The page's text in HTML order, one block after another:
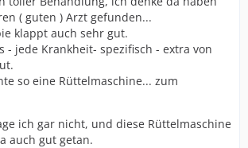
( guten ) Arzt gefunden...
klappt auch sehr gut.
- jede Krankheit- spezifisch - extra von
so eine Rüttelmaschine... zum
ich gar nicht, und diese Rüttelmaschine
auch gut getan.